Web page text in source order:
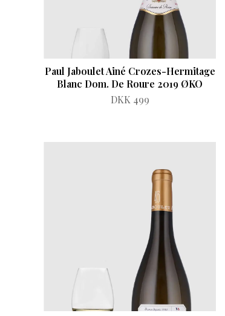
Paul Jaboulet Ainé Crozes-Hermitage
Blanc Dom. De Roure 2019 ØKO
DKK 499